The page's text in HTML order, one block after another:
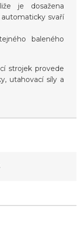
je dosažena
automaticky svaří
baleného
strojek provede
utahovací síly a